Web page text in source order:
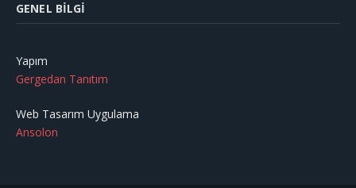
GENEL BILGI
Yapım
Gergedan Tanıtım
Web Tasarım Uygulama
Ansolon